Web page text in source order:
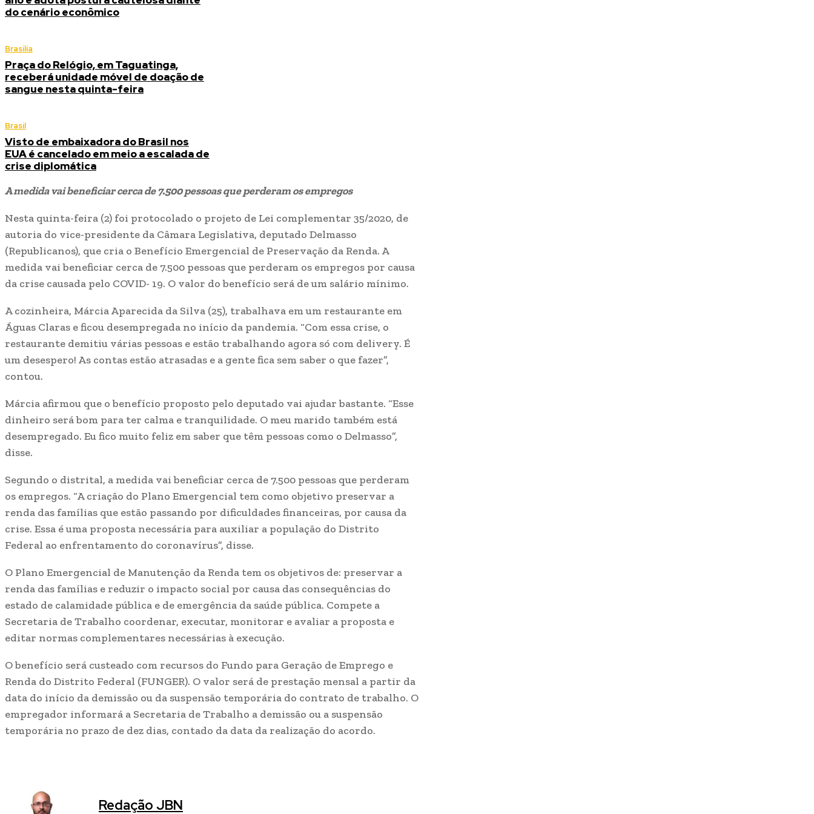
do cenário econômico
Brasília
Praça do Relógio, em Taguatinga,
receberá unidade móvel de doação de
sangue nesta quinta-feira
Brasil
Visto de embaixadora do Brasil nos
EUA é cancelado em meio a escalada de
crise diplomática
A medida vai beneficiar cerca de 7.500 pessoas que perderam os empregos
Nesta quinta-feira (2) foi protocolado o projeto de Lei complementar 35/2020, de
autoria do vice-presidente da Câmara Legislativa, deputado Delmasso
(Republicanos), que cria o Benefício Emergencial de Preservação da Renda. A
medida vai beneficiar cerca de 7.500 pessoas que perderam os empregos por causa
da crise causada pelo COVID- 19. O valor do benefício será de um salário mínimo.
A cozinheira, Márcia Aparecida da Silva (25), trabalhava em um restaurante em
Águas Claras e ficou desempregada no início da pandemia. “Com essa crise, o
restaurante demitiu várias pessoas e estão trabalhando agora só com delivery. É
um desespero! As contas estão atrasadas e a gente fica sem saber o que fazer”,
contou.
Márcia afirmou que o benefício proposto pelo deputado vai ajudar bastante. “Esse
dinheiro será bom para ter calma e tranquilidade. O meu marido também está
desempregado. Eu fico muito feliz em saber que têm pessoas como o Delmasso”,
disse.
Segundo o distrital, a medida vai beneficiar cerca de 7.500 pessoas que perderam
os empregos. “A criação do Plano Emergencial tem como objetivo preservar a
renda das famílias que estão passando por dificuldades financeiras, por causa da
crise. Essa é uma proposta necessária para auxiliar a população do Distrito
Federal ao enfrentamento do coronavírus”, disse.
O Plano Emergencial de Manutenção da Renda tem os objetivos de: preservar a
renda das famílias e reduzir o impacto social por causa das consequências do
estado de calamidade pública e de emergência da saúde pública. Compete a
Secretaria de Trabalho coordenar, executar, monitorar e avaliar a proposta e
editar normas complementares necessárias à execução.
O benefício será custeado com recursos do Fundo para Geração de Emprego e
Renda do Distrito Federal (FUNGER). O valor será de prestação mensal a partir da
data do início da demissão ou da suspensão temporária do contrato de trabalho. O
empregador informará a Secretaria de Trabalho a demissão ou a suspensão
temporária no prazo de dez dias, contado da data da realização do acordo.
Redação JBN